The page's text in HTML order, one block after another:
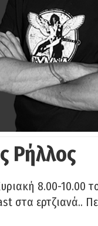
Ρήλλος
8.00-10.00
στα ερτζιανά..